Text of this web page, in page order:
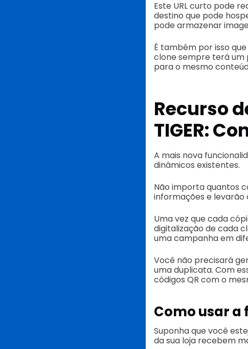
Este URL curto pode
destino que pode
pode armazenar
É também por isso
clone sempre terá um
para o mesmo
Recurso
TIGER:
A mais nova
dinâmicos existentes.
Não importa quantos
informações e levarão
Uma vez que cada
digitalização de cada
uma campanha em
Você não precisará
uma duplicata. Com
códigos QR com o
Como usar a
Suponha que você
da sua loja recebem